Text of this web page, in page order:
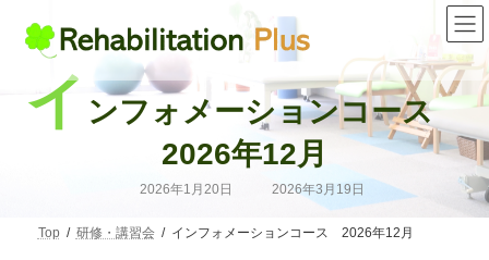
イ ンフォメーションコース
2026年12月
2026年1月20日
最
新
日
2026年3月19日
Top 研修・講習会 インフォメーションコース 2026年12月